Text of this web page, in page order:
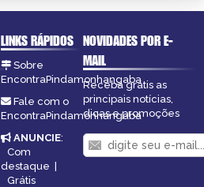
LINKS RÁPIDOS
Sobre
EncontraPindamonhangaba
Fale com o
EncontraPindamonhangaba
ANUNCIE:
Com
destaque |
Grátis
NOVIDADES POR E-
MAIL
Receba grátis as
principais notícias,
dicas e promoções